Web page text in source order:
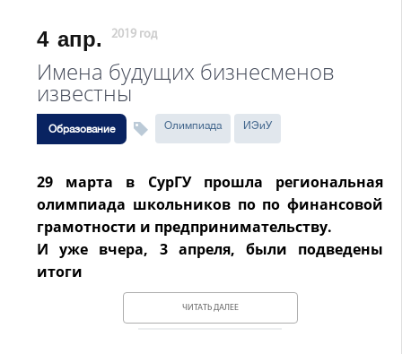
4 апр. 2019 год
Имена будущих бизнесменов
известны
Образование Олимпиада ИЭиУ
29 марта в СурГУ прошла региональная
олимпиада школьников по по финансовой
грамотности и предпринимательству.
И уже вчера, 3 апреля, были подведены
итоги
ЧИТАТЬ ДАЛЕЕ